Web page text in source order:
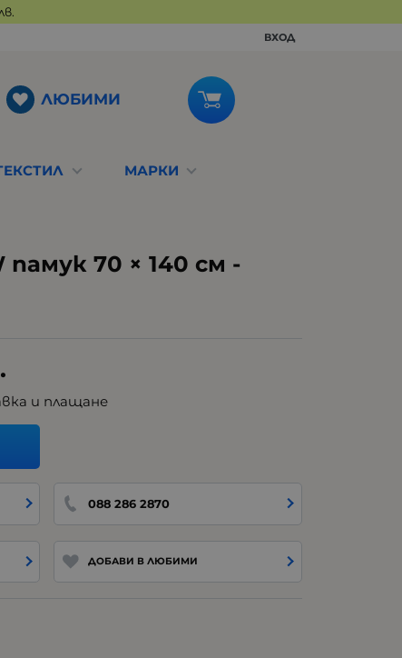
ВХОД
ЛЮБИМИ
МАРКИ
памук 70 × 140 см -
и плащане
088 286 2870
ДОБАВИ В ЛЮБИМИ